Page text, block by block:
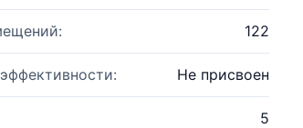
122
Не присвоен
5